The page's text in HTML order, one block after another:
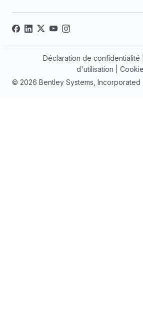
© 2026 Bentley Systems, Incorporated
Déclaration de confidentialité
d'utilisation